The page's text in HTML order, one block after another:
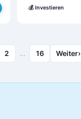
💰 Investieren
2 … 16 Weiter›